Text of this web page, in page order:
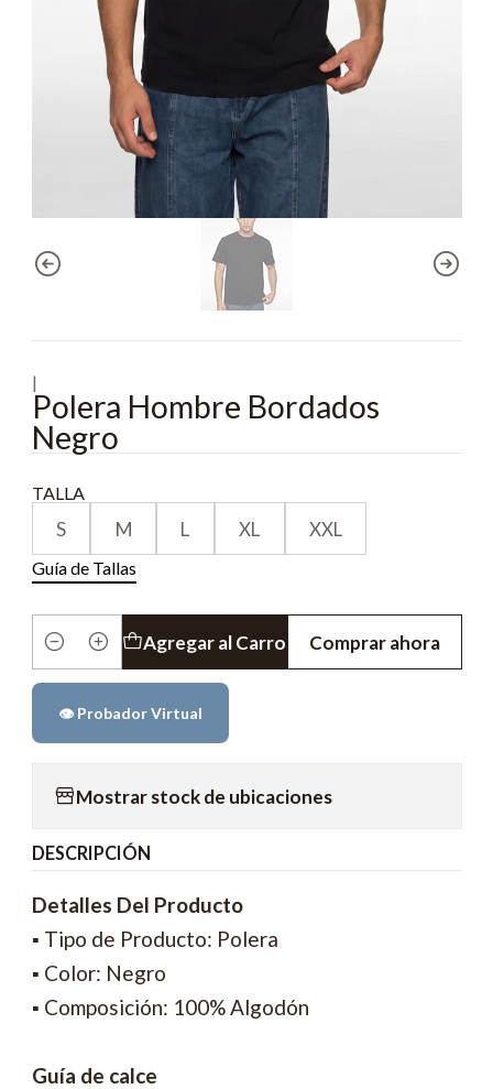
|
Polera Hombre Bordados
Negro
TALLA
S M L XL XXL
Guía de Tallas
Cantidad
Agregar al Carro Comprar ahora
👁️ Probador Virtual
Mostrar stock de ubicaciones
DESCRIPCIÓN
Detalles Del Producto
▪ Tipo de Producto: Polera
▪ Color: Negro
▪ Composición: 100% Algodón
Guía de calce